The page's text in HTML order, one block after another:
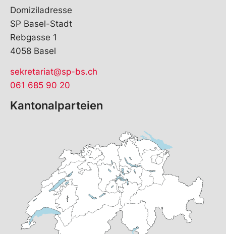
Domiziladresse
SP Basel-Stadt
Rebgasse 1
4058 Basel
sekretariat@sp-bs.ch
061 685 90 20
Kantonalparteien